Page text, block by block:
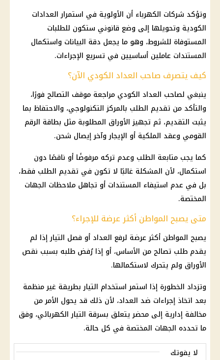
وتؤكد شركات الكهرباء أن الأولوية في استمرار العدادات
الكودية وتحويلها إلى وضع قانوني ستكون للطلبات
المستوفاة للشروط، وهو ما يجعل دقة البيانات واستكمال
المستندات عاملين أساسيين في تسريع الإجراءات.
كيف يتصرف صاحب العداد الكودي الآن؟
ينبغي لصاحب العداد الكودي مراجعة موقف التصالح فورًا،
والتأكد من تقديم الطلب بالمركز التكنولوجي، والاحتفاظ بما
يثبت التقديم، ثم تجهيز الأوراق المطلوبة مثل بطاقة الرقم
القومي وعقد الملكية أو الإيجار وآخر إيصال شحن.
كما يجب متابعة الطلب وعدم تركه مرفوضًا أو ناقصًا دون
استكمال، لأن المشكلة غالبًا لا تكون في تقديم الطلب فقط،
بل في عدم استيفاء المستندات أو تجاهل ملاحظات الجهات
المختصة.
متى يصبح المواطن أكثر عرضة للإجراء؟
يصبح المواطن أكثر عرضة لرفع العداد أو فصل التيار إذا لم
يقدم طلب تصالح من الأساس، أو إذا رُفض طلبه بسبب نقص
الأوراق ولم يتحرك لاستكمالها.
وتزداد الخطورة إذا استمر استخدام التيار بطريقة غير منظمة
بعد اتخاذ إجراءات ضد العداد، لأن ذلك قد يحول الأمر من
مخالفة إدارية إلى محضر يتعلق بسرقة التيار الكهربائي، وفق
ما تحدده الجهات المختصة في كل حالة.
لا يفوتك